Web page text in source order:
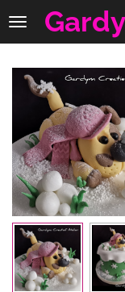
Ga
de
hoofdinhoud